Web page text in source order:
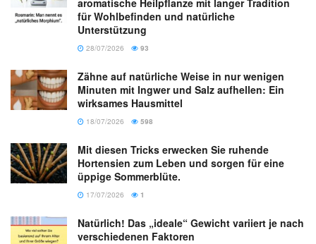
für Wohlbefinden und natürliche
Unterstützung
28/07/2026 93
Zähne auf natürliche Weise in nur wenigen
Minuten mit Ingwer und Salz aufhellen: Ein
wirksames Hausmittel
18/07/2026 598
Mit diesen Tricks erwecken Sie ruhende
Hortensien zum Leben und sorgen für eine
üppige Sommerblüte.
17/07/2026 1
Natürlich! Das „ideale“ Gewicht variiert je nach
verschiedenen Faktoren